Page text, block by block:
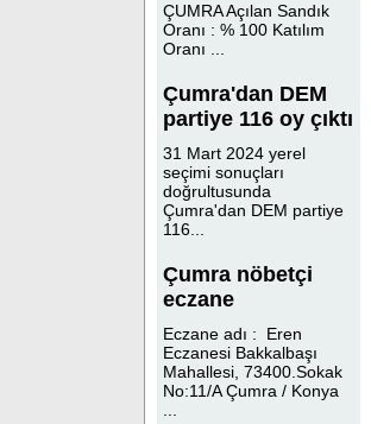
ÇUMRA Açılan Sandık
Oranı : % 100 Katılım
Oranı ...
Çumra'dan DEM
partiye 116 oy çıktı
31 Mart 2024 yerel
seçimi sonuçları
doğrultusunda
Çumra'dan DEM partiye
116...
Çumra nöbetçi
eczane
Eczane adı : Eren
Eczanesi Bakkalbaşı
Mahallesi, 73400.Sokak
No:11/A Çumra / Konya